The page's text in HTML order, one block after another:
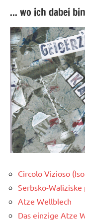
... wo ich dabei
Circolo Vizioso
Serbsko-
Atze Wellblech
Das einzige Atze